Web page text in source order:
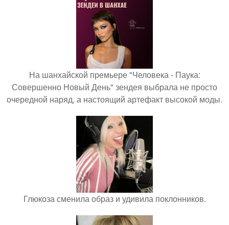
На шанхайской премьере "Человека - Паука:
Совершенно Новый День" зендея выбрала не просто
очередной наряд, а настоящий артефакт высокой моды.
Глюкоза сменила образ и удивила поклонников.